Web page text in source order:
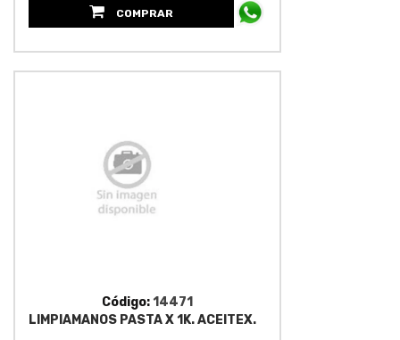
COMPRAR
Código:14471
LIMPIAMANOS PASTA X 1K. ACEITEX.